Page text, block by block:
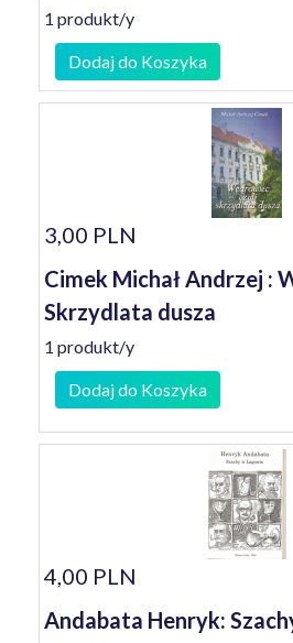
1 produkt/y
Dodaj do Koszyka
3,00 PLN
Cimek Michał Andrzej :
Skrzydlata dusza
1 produkt/y
Dodaj do Koszyka
4,00 PLN
Andabata Henryk: